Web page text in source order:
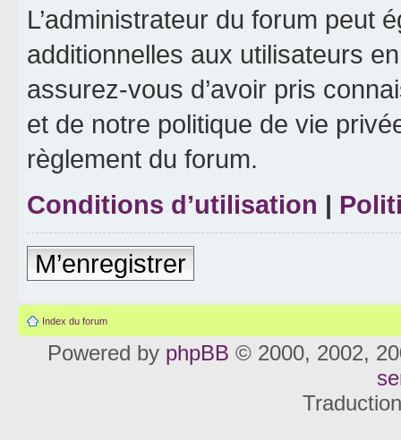
L’administrateur du forum peut
additionnelles aux utilisateurs
assurez-vous d’avoir pris
et de notre politique de vie
règlement du forum.
Conditions d’utilisation |
M’enregistrer
Index du forum
Powered by phpBB © 2000, 2002,